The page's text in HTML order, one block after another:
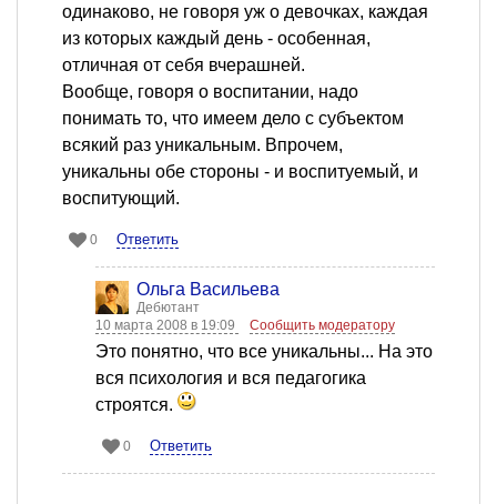
одинаково, не говоря уж о девочках, каждая
из которых каждый день - особенная,
отличная от себя вчерашней.
Вообще, говоря о воспитании, надо
понимать то, что имеем дело с субъектом
всякий раз уникальным. Впрочем,
уникальны обе стороны - и воспитуемый, и
воспитующий.
0 Ответить
Ольга Васильева
Дебютант
10 марта 2008 в 19:09
Сообщить модератору
Это понятно, что все уникальны... На это
вся психология и вся педагогика
строятся.
0 Ответить